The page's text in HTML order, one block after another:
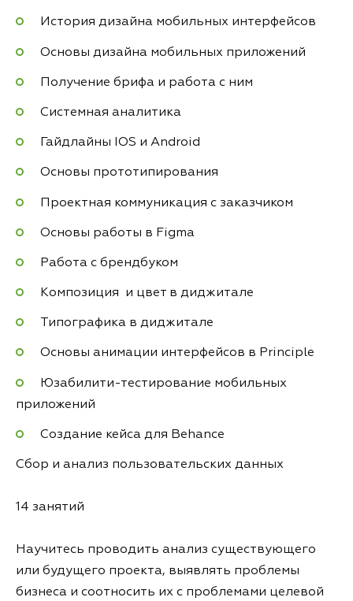
История дизайна мобильных интерфейсов
Основы дизайна мобильных приложений
Получение брифа и работа с ним
Системная аналитика
Гайдлайны IOS и Android
Основы прототипирования
Проектная коммуникация с заказчиком
Основы работы в Figma
Работа с брендбуком
Композиция и цвет в диджитале
Типографика в диджитале
Основы анимации интерфейсов в Principle
Юзабилити-тестирование мобильных
приложений
Создание кейса для Behance
Сбор и анализ пользовательских данных
14 занятий
Научитесь проводить анализ существующего
или будущего проекта, выявлять проблемы
бизнеса и соотносить их с проблемами целевой